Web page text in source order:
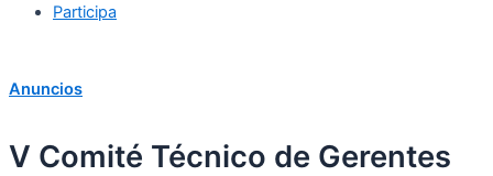
Participa
Anuncios
V Comité Técnico de Gerentes